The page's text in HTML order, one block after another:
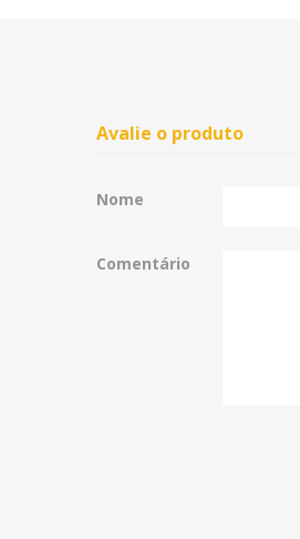
Avalie o produto
Nome
Comentário